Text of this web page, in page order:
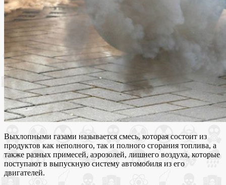
Выхлопными газами называется смесь, которая состоит из
продуктов как неполного, так и полного сгорания топлива, а
также разных примесей, аэрозолей, лишнего воздуха, которые
поступают в выпускную систему автомобиля из его
двигателей.